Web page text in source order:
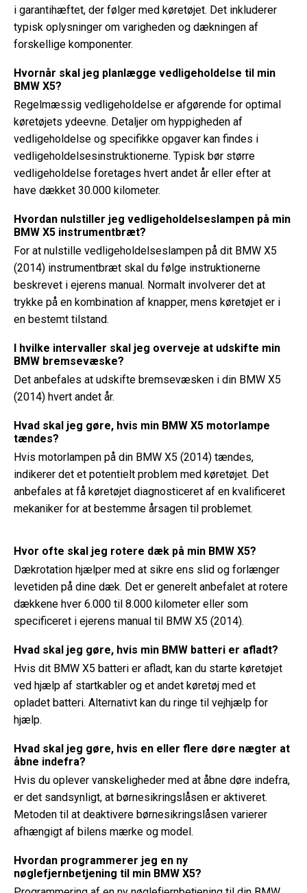
i garantihæftet, der følger med køretøjet. Det inkluderer
typisk oplysninger om varigheden og dækningen af ​​
forskellige komponenter.
Hvornår skal jeg planlægge vedligeholdelse til min
BMW X5?
Regelmæssig vedligeholdelse er afgørende for optimal
køretøjets ydeevne. Detaljer om hyppigheden af ​​
vedligeholdelse og specifikke opgaver kan findes i
vedligeholdelsesinstruktionerne. Typisk bør større
vedligeholdelse foretages hvert andet år eller efter at
have dækket 30.000 kilometer.
Hvordan nulstiller jeg vedligeholdelseslampen på min
BMW X5 instrumentbræt?
For at nulstille vedligeholdelseslampen på dit BMW X5
(2014) instrumentbræt skal du følge instruktionerne
beskrevet i ejerens manual. Normalt involverer det at
trykke på en kombination af knapper, mens køretøjet er i
en bestemt tilstand.
I hvilke intervaller skal jeg overveje at udskifte min
BMW bremsevæske?
Det anbefales at udskifte bremsevæsken i din BMW X5
(2014) hvert andet år.
Hvad skal jeg gøre, hvis min BMW X5 motorlampe
tændes?
Hvis motorlampen på din BMW X5 (2014) tændes,
indikerer det et potentielt problem med køretøjet. Det
anbefales at få køretøjet diagnosticeret af en kvalificeret
mekaniker for at bestemme årsagen til problemet.
Hvor ofte skal jeg rotere dæk på min BMW X5?
Dækrotation hjælper med at sikre ens slid og forlænger
levetiden på dine dæk. Det er generelt anbefalet at rotere
dækkene hver 6.000 til 8.000 kilometer eller som
specificeret i ejerens manual til BMW X5 (2014).
Hvad skal jeg gøre, hvis min BMW batteri er afladt?
Hvis dit BMW X5 batteri er afladt, kan du starte køretøjet
ved hjælp af startkabler og et andet køretøj med et
opladet batteri. Alternativt kan du ringe til vejhjælp for
hjælp.
Hvad skal jeg gøre, hvis en eller flere døre nægter at
åbne indefra?
Hvis du oplever vanskeligheder med at åbne døre indefra,
er det sandsynligt, at børnesikringslåsen er aktiveret.
Metoden til at deaktivere børnesikringslåsen varierer
afhængigt af bilens mærke og model.
Hvordan programmerer jeg en ny
nøglefjernbetjening til min BMW X5?